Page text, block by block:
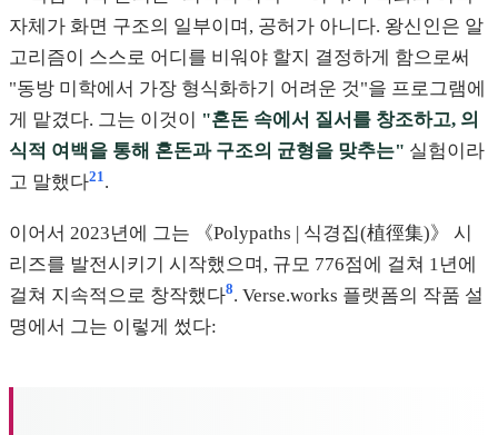
자체가 화면 구조의 일부이며, 공허가 아니다. 왕신인은 알
고리즘이 스스로 어디를 비워야 할지 결정하게 함으로써
"동방 미학에서 가장 형식화하기 어려운 것"을 프로그램에
게 맡겼다. 그는 이것이
"혼돈 속에서 질서를 창조하고, 의
식적 여백을 통해 혼돈과 구조의 균형을 맞추는" 실험이라
고 말했다21 .
이어서 2023년에 그는 《Polypaths | 식경집(植徑集)》 시
리즈를 발전시키기 시작했으며, 규모 776점에 걸쳐 1년에
걸쳐 지속적으로 창작했다8. Verse.works 플랫폼의 작품 설
명에서 그는 이렇게 썼다: